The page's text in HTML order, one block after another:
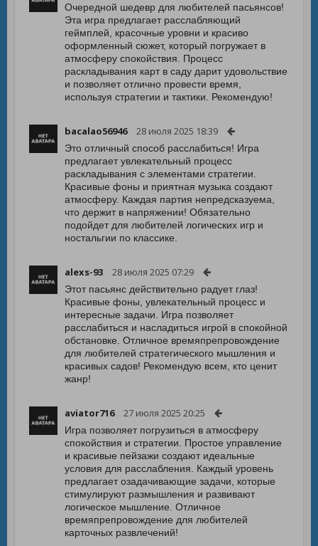
Очередной шедевр для любителей пасьянсов!
Эта игра предлагает расслабляющий
геймплей, красочные уровни и красиво
оформленный сюжет, который погружает в
атмосферу спокойствия. Процесс
раскладывания карт в саду дарит удовольствие
и позволяет отлично провести время,
используя стратегии и тактики. Рекомендую!
bacalao56946 28 июля 2025 18:39
Это отличный способ расслабиться! Игра
предлагает увлекательный процесс
раскладывания с элементами стратегии.
Красивые фоны и приятная музыка создают
атмосферу. Каждая партия непредсказуема,
что держит в напряжении! Обязательно
подойдет для любителей логических игр и
ностальгии по классике.
alexs-93 28 июля 2025 07:29
Этот пасьянс действительно радует глаз!
Красивые фоны, увлекательный процесс и
интересные задачи. Игра позволяет
расслабиться и насладиться игрой в спокойной
обстановке. Отличное времяпрепровождение
для любителей стратегического мышления и
красивых садов! Рекомендую всем, кто ценит
жанр!
aviator716 27 июля 2025 20:25
Игра позволяет погрузиться в атмосферу
спокойствия и стратегии. Простое управление
и красивые пейзажи создают идеальные
условия для расслабления. Каждый уровень
предлагает озадачивающие задачи, которые
стимулируют размышления и развивают
логическое мышление. Отличное
времяпрепровождение для любителей
карточных развлечений!